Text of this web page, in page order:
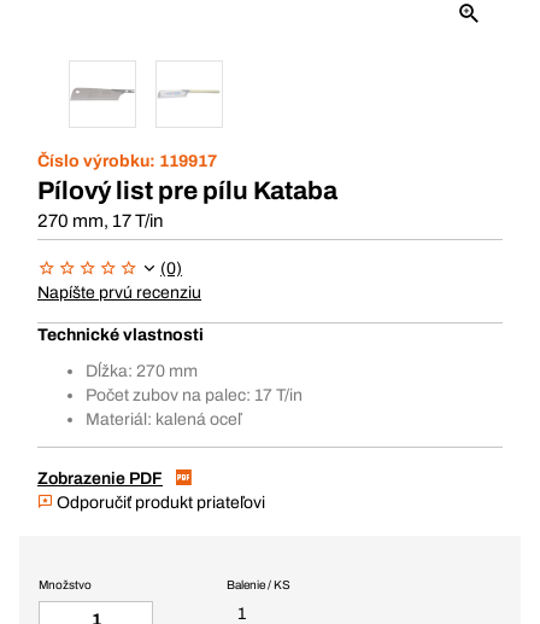
Číslo výrobku: 119917
Pílový list pre pílu Kataba
270 mm, 17 T/in
(0)
Napíšte prvú recenziu
Technické vlastnosti
Dĺžka: 270 mm
Počet zubov na palec: 17 T/in
Materiál: kalená oceľ
Zobrazenie PDF
Odporučiť produkt priateľovi
Balenie / KS
1
Množstvo